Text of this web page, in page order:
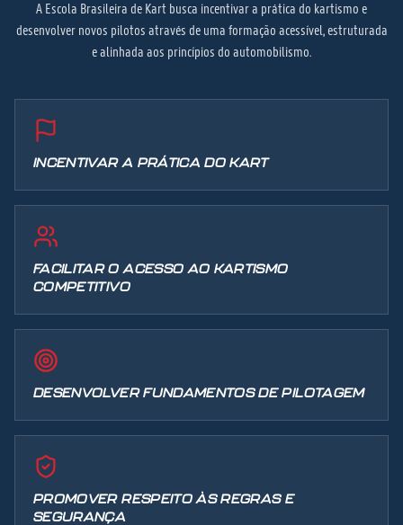
A Escola Brasileira de Kart busca incentivar a prática do kartismo e
desenvolver novos pilotos através de uma formação acessível, estruturada
e alinhada aos princípios do automobilismo.
INCENTIVAR A PRÁTICA DO KART
FACILITAR O ACESSO AO KARTISMO
COMPETITIVO
DESENVOLVER FUNDAMENTOS DE PILOTAGEM
PROMOVER RESPEITO ÀS REGRAS E
SEGURANÇA